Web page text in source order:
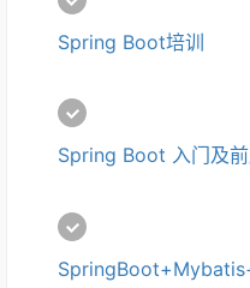
Spring Boot培训
Spring Boot 入门及前